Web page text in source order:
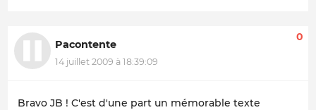
Pacontente
14 juillet 2009 à 18:39:09
0
Bravo JB ! C'est d'une part un mémorable texte